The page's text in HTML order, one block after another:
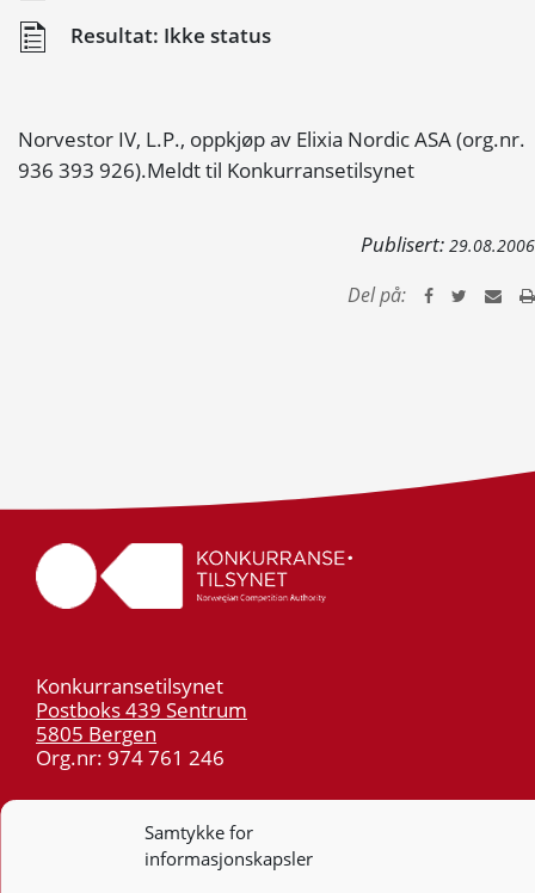
Samtykke for
informasjonskapsler
Resultat: Ikke status
Norvestor IV, L.P., oppkjøp av Elixia Nordic ASA (org.nr.
936 393 926).Meldt til Konkurransetilsynet
Publisert: 29.08.2006
Del på:
Konkurransetilsynet
Postboks 439 Sentrum
5805 Bergen
Org.nr: 974 761 246
55 59 75 00
post@kt.no